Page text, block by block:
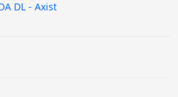
DBT6400 tamaño de bolsillo
DL - Axist